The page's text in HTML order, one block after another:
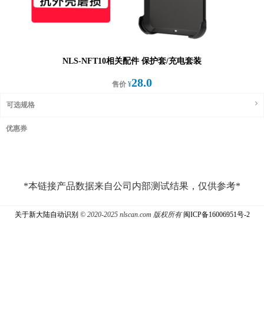
NLS-NFT10相关配件 保护套/充电套装
售价 ¥28.0
可选规格
优惠券
*本链接产品数据来自公司内部测试结果，仅供参考*
关于新大陆自动识别 © 2020-2025 nlscan.com 版权所有 闽ICP备16006951号-2